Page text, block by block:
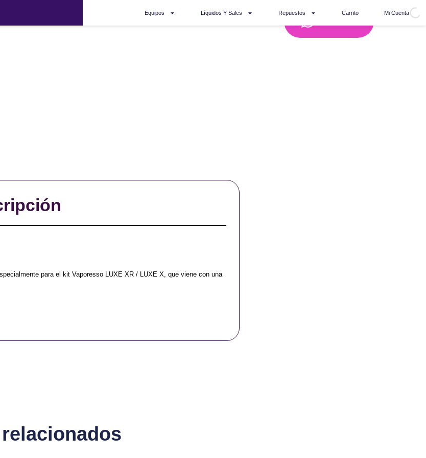
Equipos Líquidos Y Sales Repuestos Carrito Mi Cuenta
para el kit Vaporesso LUXE XR / LUXE X, que viene con una